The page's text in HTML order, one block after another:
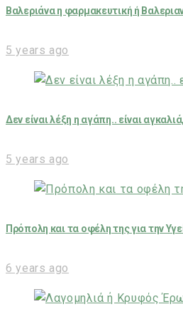
Βαλεριάνα η φαρμακευτική ή
5 years ago
Δεν είναι λέξη η αγάπη.. είναι
5 years ago
Πρόπολη και τα οφέλη της για την
6 years ago